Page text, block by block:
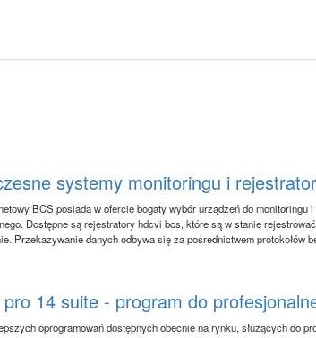
systemy monitoringu i
BCS posiada w ofercie bogaty wybór urządzeń do monitoringu
Dostępne są rejestratory hdcvi bcs, które są w stanie
Przekazywanie danych odbywa się za pośrednictwem protokołów
14 suite - program do
oprogramowań dostępnych obecnie na rynku, służących do